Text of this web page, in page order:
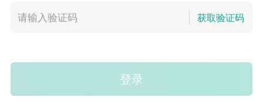
获取验证码
登录